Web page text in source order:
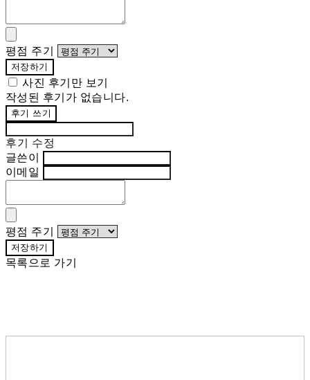
평점 주기
저장하기
사진 후기만 보기
작성된 후기가 없습니다.
후기 쓰기
후기 수정
글쓴이
이메일
평점 주기
저장하기
목록으로 가기